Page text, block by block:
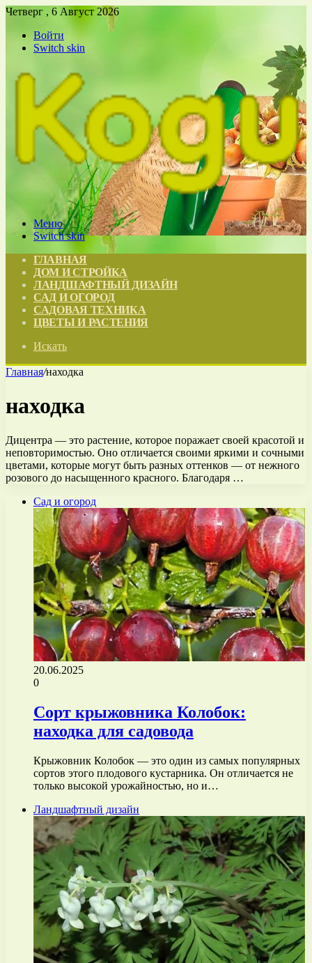
Четверг , 6 Август 2026
Войти
Switch skin
Меню
Switch skin
ГЛАВНАЯ
ДОМ И СТРОЙКА
ЛАНДШАФТНЫЙ ДИЗАЙН
САД И ОГОРОД
САДОВАЯ ТЕХНИКА
ЦВЕТЫ И РАСТЕНИЯ
Искать
Главная/находка
находка
Дицентра — это растение, которое поражает своей красотой и
неповторимостью. Оно отличается своими яркими и сочными
цветами, которые могут быть разных оттенков — от нежного
розового до насыщенного красного. Благодаря …
Сад и огород
20.06.2025
0
Сорт крыжовника Колобок:
находка для садовода
Крыжовник Колобок — это один из самых популярных
сортов этого плодового кустарника. Он отличается не
только высокой урожайностью, но и…
Ландшафтный дизайн